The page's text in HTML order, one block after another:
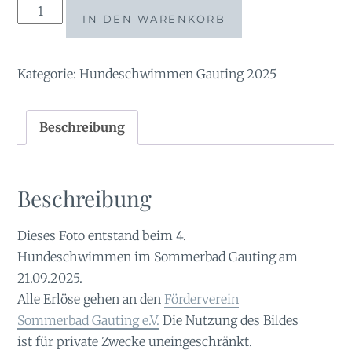
tauchsucht20251003_185602
IN DEN WARENKORB
Kategorie:Hundeschwimmen Gauting 2025
Beschreibung
Beschreibung
Dieses Foto entstand beim 4.
Hundeschwimmen im Sommerbad Gauting am
21.09.2025.
Alle Erlöse gehen an denFörderverein
Sommerbad Gauting e.V. Die Nutzung des Bildes
ist für private Zwecke uneingeschränkt.